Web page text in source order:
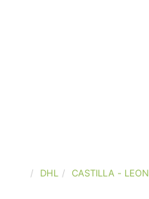
DHL CASTILLA - LEON